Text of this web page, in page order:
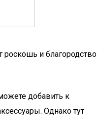
и благородство
добавить к
Однако тут